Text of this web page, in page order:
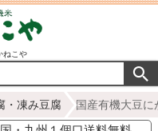
ねこや
・凍み豆腐 国産有機大豆